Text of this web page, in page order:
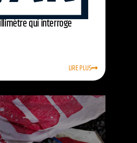
qui interroge
LIRE PLUS